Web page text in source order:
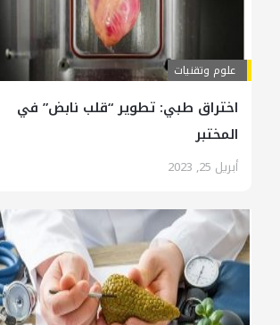
علوم وتقنيات
اختراق طبي: تطوير “قلب نابض” في
المختبر
أبريل 25, 2023